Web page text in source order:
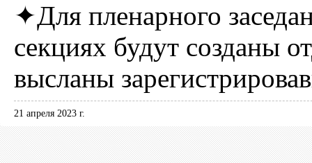
✦Для пленарного
секциях будут созданы
высланы
21 апреля 2023 г.